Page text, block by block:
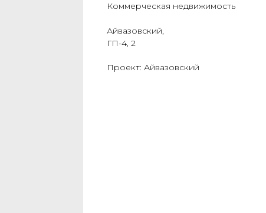
Коммерческая недвижимость
Айвазовский,
ГП-4, 2
Проект: Айвазовский